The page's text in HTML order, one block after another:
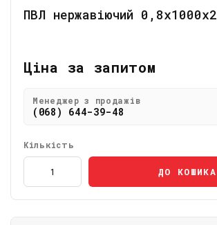
ПВЛ нержавіючий
Ціна за запитом
Менеджер з продажів
(068) 644-39-48
Кількість
ДО КОШИКА